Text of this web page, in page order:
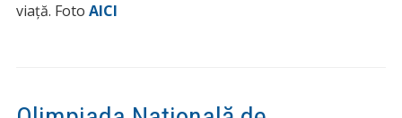
viață. Foto AICI